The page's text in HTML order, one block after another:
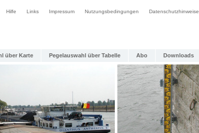
Hilfe Links Impressum Nutzungsbedingungen Datenschutzhinweise
über Karte Pegelauswahl über Tabelle Abo Downloads